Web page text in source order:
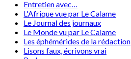
Entretien avec…
L'Afrique vue par Le Calame
Le Journal des journaux
Le Monde vu par Le Calame
Les éphémérides de la rédaction
Lisons faux, écrivons vrai